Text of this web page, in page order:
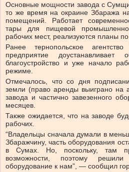
Основные мощности завода с
то же время на окраине Збаража
помещений. Работает
тары для пищевой
рабочих мест, реализуются планы
Ранее тернопольское агентство
предприятие доустанавливает
благоустройство и уже начало
режиме.
Отмечалось, что со дня
земли (право аренды выиграно на
завода и частично завезенного
месяцев.
Также ожидается, что на заводе
рабочих.
“Владельцы сначала думали в
Збаражчину, часть оборудования
в Сумах. Но, поскольку, там
возможности, поэтому
оборудование к нам”, — сообщил